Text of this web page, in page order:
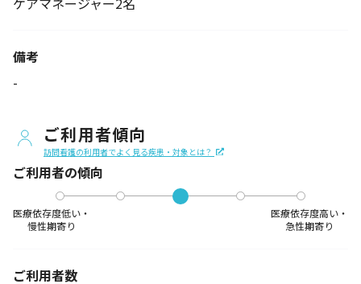
備考
-
ご利用者傾向
訪問看護の利用者でよく見る疾患・対象とは？
ご利用者の傾向
医療依存度低い・
慢性期寄り
医療依存度高い・
急性期寄り
ご利用者数